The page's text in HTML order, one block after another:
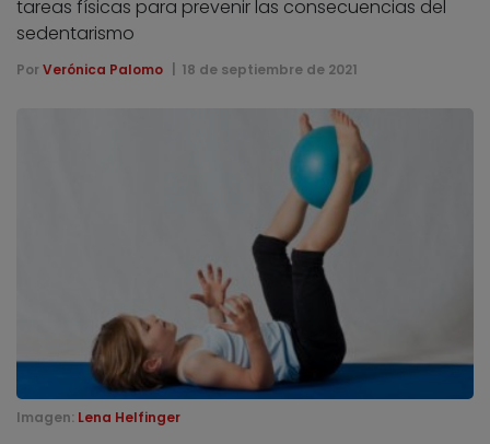
tareas físicas para prevenir las consecuencias del
sedentarismo
Por Verónica Palomo 18 de septiembre de 2021
Imagen: Lena Helfinger